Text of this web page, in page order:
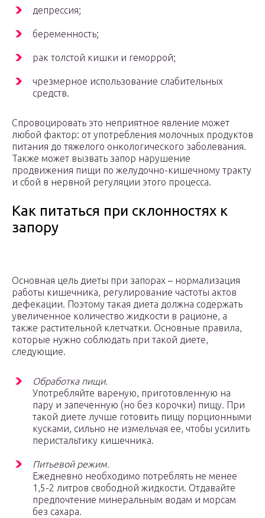
депрессия;
беременность;
рак толстой кишки и геморрой;
чрезмерное использование слабительных
средств.
Спровоцировать это неприятное явление может
любой фактор: от употребления молочных продуктов
питания до тяжелого онкологического заболевания.
Также может вызвать запор нарушение
продвижения пищи по желудочно-кишечному тракту
и сбой в нервной регуляции этого процесса.
Как питаться при склонностях к
запору
Основная цель диеты при запорах – нормализация
работы кишечника, регулирование частоты актов
дефекации. Поэтому такая диета должна содержать
увеличенное количество жидкости в рационе, а
также растительной клетчатки. Основные правила,
которые нужно соблюдать при такой диете,
следующие.
Обработка пищи.
Употребляйте вареную, приготовленную на
пару и запеченную (но без корочки) пищу. При
такой диете лучше готовить пищу порционными
кусками, сильно не измельчая ее, чтобы усилить
перистальтику кишечника.
Питьевой режим.
Ежедневно необходимо потреблять не менее
1,5-2 литров свободной жидкости. Отдавайте
предпочтение минеральным водам и морсам
без сахара.